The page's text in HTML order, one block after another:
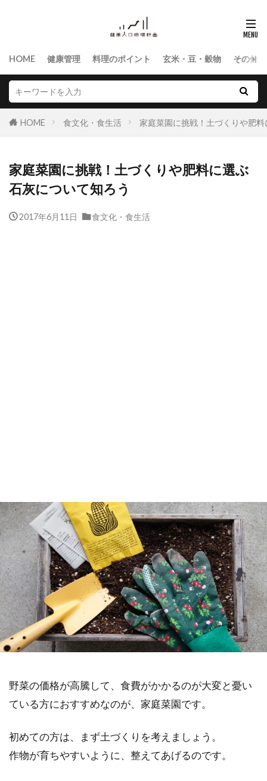
HOME 健康管理 料理のポイント 玄米・豆・穀物 その他
HOME 食文化・食生活 家庭菜園に挑戦！土づくりや肥
家庭菜園に挑戦！土づくりや肥料に選ぶ
石灰について知ろう
2017年6月11日 食文化・食生活
野菜の価格が高騰して、食費がかかるのが大変と憂い
ている方におすすめなのが、家庭菜園です。
初めての方は、まず土づくりを考えましょう。
作物が育ちやすいように、整えてあげるのです。